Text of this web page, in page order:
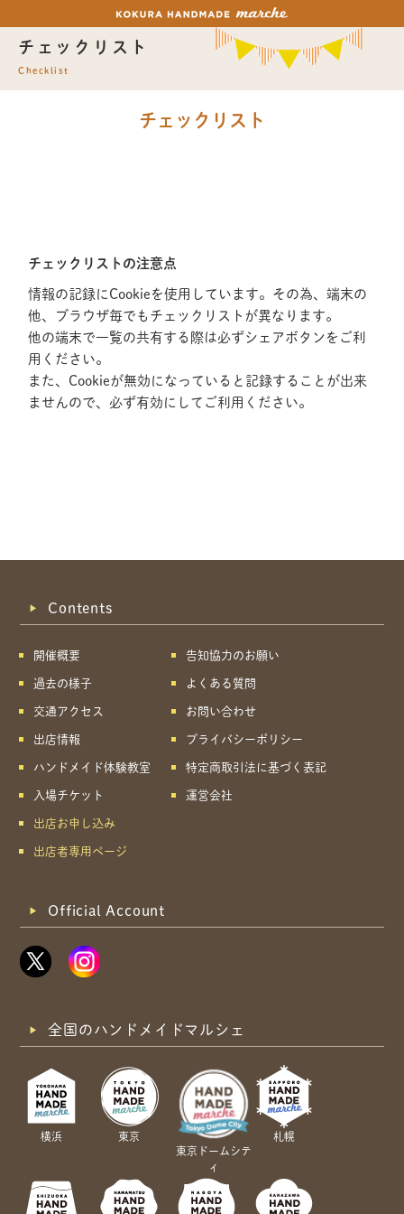
チェックリスト
Checklist
チェックリスト
チェックリストの注意点
情報の記録にCookieを使用しています。その為、端末の
他、ブラウザ毎でもチェックリストが異なります。
他の端末で一覧の共有する際は必ずシェアボタンをご利
用ください。
また、Cookieが無効になっていると記録することが出来
ませんので、必ず有効にしてご利用ください。
共有方法を選択
Contents
開催概要
過去の様子
交通アクセス
出店情報
ハンドメイド体験教室
入場チケット
出店お申し込み
出店者専用ページ
告知協力のお願い
よくある質問
お問い合わせ
プライバシーポリシー
特定商取引法に基づく表記
運営会社
Official Account
全国のハンドメイドマルシェ
横浜
東京
東京ドームシテ
ィ
札幌